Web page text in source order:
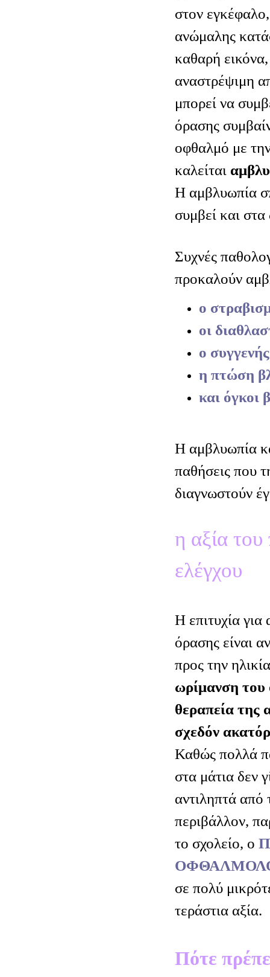
στον εγκέφαλο,
ανώμαλης
καθαρή
αναστρέψιμη
μπορεί να
όρασης
οφθαλμό με
καλείται
Η αμβλυωπία
συμβεί και
Συχνές
προκαλούν
ο
οι
ο
η πτώση
και όγκοι
Η αμβλυωπία
παθήσεις που
διαγνωστούν
η αξία του
ελέγχου
Η επιτυχία
όρασης είναι
προς την
ωρίμανση του
θεραπεία της
σχεδόν
Καθώς πολλά
στα μάτια δεν
αντιληπτά από
περιβάλλον,
το σχολείο, ο
σε πολύ
τεράστια αξία.
Πότε